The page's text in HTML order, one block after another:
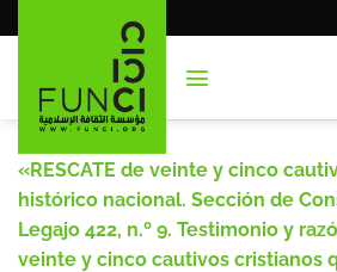
al
«RESCATE de veinte y cinco
histórico nacional. Sección de
Legajo 422, n.º 9. Testimonio y
veinte y cinco cautivos cristianos